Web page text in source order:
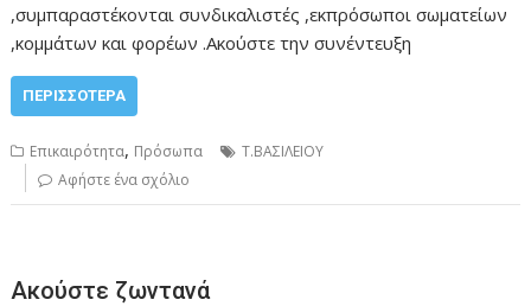
,συμπαραστέκονται συνδικαλιστές ,εκπρόσωποι σωματείων
,κομμάτων και φορέων .Ακούστε την συνέντευξη
ΠΕΡΙΣΣΌΤΕΡΑ
Επικαιρότητα, Πρόσωπα
Τ.ΒΑΣΙΛΕΙΟΥ
Αφήστε ένα σχόλιο
Ακούστε ζωντανά